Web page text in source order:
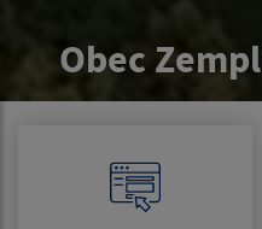
Obec